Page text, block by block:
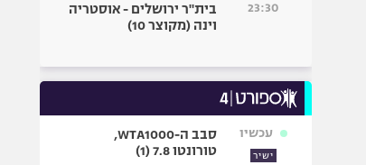
23:30
בית"ר ירושלים - אוסטריה
וינה (מקוצר 10)
עכשיו
ישיר
סבב ה-WTA1000,
טורונטו 7.8 (1)